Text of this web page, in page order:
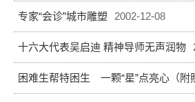
专家“会诊”城市雕塑 2002-12-08
十六大代表吴启迪 精神导师无声润物
困难生帮特困生 一颗“星”点亮心（附